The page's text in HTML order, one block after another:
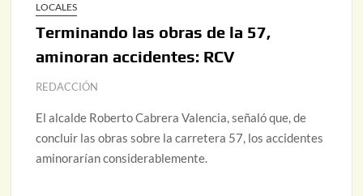
LOCALES
Terminando las obras de la 57,
aminoran accidentes: RCV
REDACCIÓN
El alcalde Roberto Cabrera Valencia, señaló que, de
concluir las obras sobre la carretera 57, los accidentes
aminorarían considerablemente.